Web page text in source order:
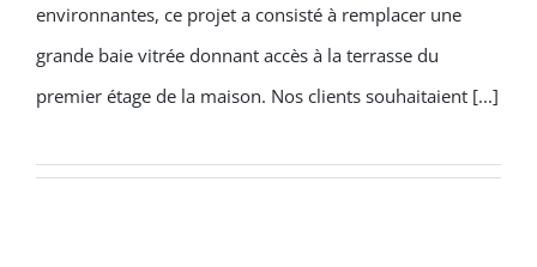
environnantes, ce projet a consisté à remplacer une
grande baie vitrée donnant accès à la terrasse du
premier étage de la maison. Nos clients souhaitaient [...]